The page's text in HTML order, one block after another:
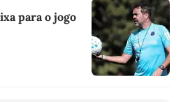
para o jogo